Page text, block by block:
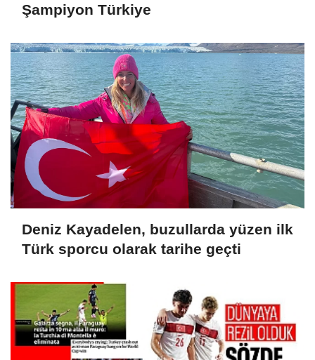
Şampiyon Türkiye
Deniz Kayadelen, buzullarda yüzen ilk
Türk sporcu olarak tarihe geçti